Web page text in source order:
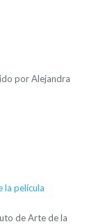
por Alejandra
la película
de Arte de la